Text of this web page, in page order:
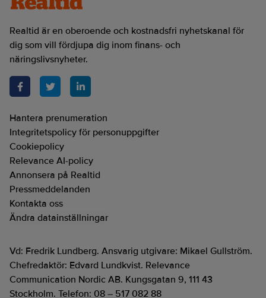
Realtid är en oberoende och kostnadsfri nyhetskanal för
dig som vill fördjupa dig inom finans- och
näringslivsnyheter.
Hantera prenumeration
Integritetspolicy för personuppgifter
Cookiepolicy
Relevance AI-policy
Annonsera på Realtid
Pressmeddelanden
Kontakta oss
Ändra datainställningar
Vd: Fredrik Lundberg. Ansvarig utgivare: Mikael Gullström.
Chefredaktör: Edvard Lundkvist. Relevance
Communication Nordic AB. Kungsgatan 9, 111 43
Stockholm. Telefon: 08 – 517 082 88